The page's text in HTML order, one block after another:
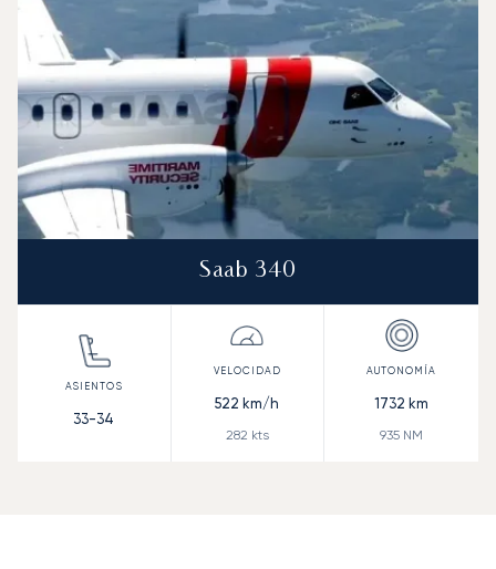
Saab 340
33-34
522 km/h
282 kts
1732 km
935 NM